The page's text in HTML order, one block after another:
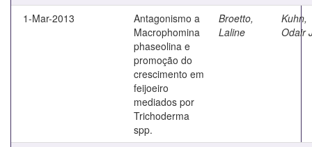
1-Mar-2013
Antagonismo a
Macrophomina
phaseolina e
promoção do
crescimento em
feijoeiro
mediados por
Trichoderma
spp.
Broetto,
Laline
Kuhn,
Odair